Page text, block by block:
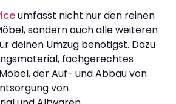
umfasst nicht nur den reinen
sondern auch alle weiteren
deinen Umzug benötigst. Dazu
fachgerechtes
der Auf- und Abbau von
von